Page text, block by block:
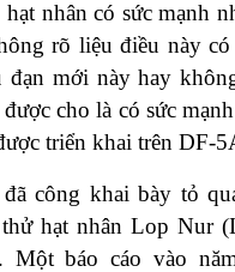
hạt nhân có sức mạnh
rõ liệu điều này có
đạn mới này hay
cho là có sức
triển khai trên DF-
công khai bày tỏ
hạt nhân Lop Nur
Một báo cáo vào